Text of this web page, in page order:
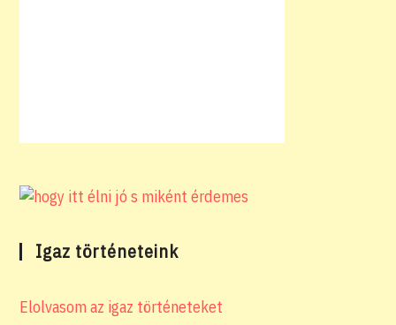
Igaz történeteink
Elolvasom az igaz történeteket